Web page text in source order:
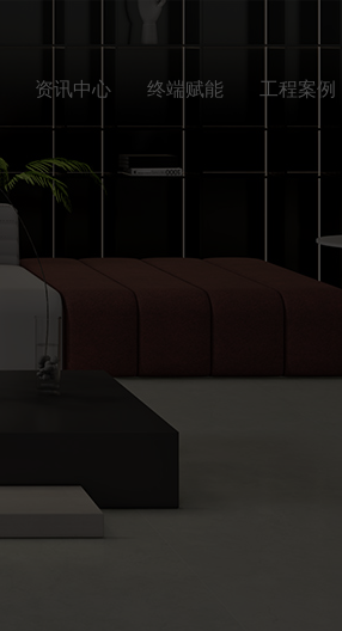
资讯中心 终端赋能 工程案例